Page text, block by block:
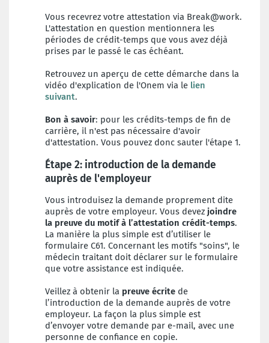
Vous recevrez votre attestation via Break@work.
L'attestation en question mentionnera les
périodes de crédit-temps que vous avez déjà
prises par le passé le cas échéant.
Retrouvez un aperçu de cette démarche dans la
vidéo d'explication de l'Onem via le lien
suivant.
Bon à savoir: pour les crédits-temps de fin de
carrière, il n'est pas nécessaire d'avoir
d'attestation. Vous pouvez donc sauter l'étape 1.
Étape 2: introduction de la demande
auprès de l'employeur
Vous introduisez la demande proprement dite
auprès de votre employeur. Vous devez joindre
la preuve du motif à l’attestation crédit-temps.
La manière la plus simple est d’utiliser le
formulaire C61. Concernant les motifs "soins", le
médecin traitant doit déclarer sur le formulaire
que votre assistance est indiquée.
Veillez à obtenir la preuve écrite de
l’introduction de la demande auprès de votre
employeur. La façon la plus simple est
d’envoyer votre demande par e-mail, avec une
personne de confiance en copie.